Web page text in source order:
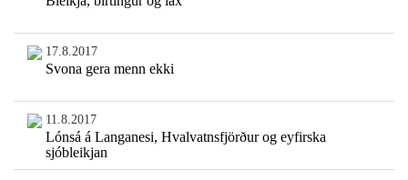
17.8.2017
Svona gera menn ekki
11.8.2017
Lónsá á Langanesi, Hvalvatnsfjörður og eyfirska
sjóbleikjan